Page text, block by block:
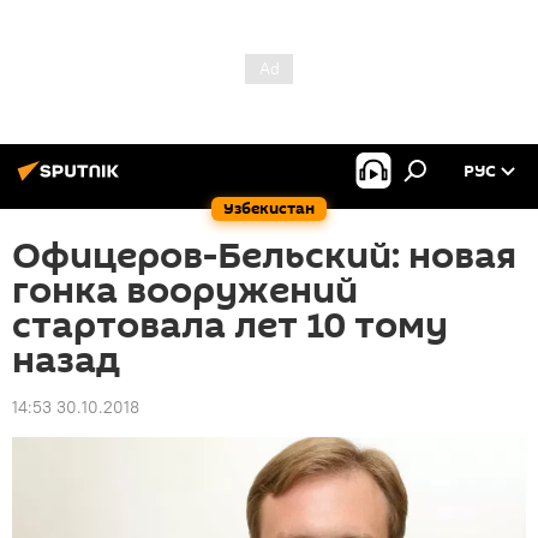
Узбекистан
РУС
Офицеров-Бельский: новая
гонка вооружений
стартовала лет 10 тому
назад
14:53 30.10.2018